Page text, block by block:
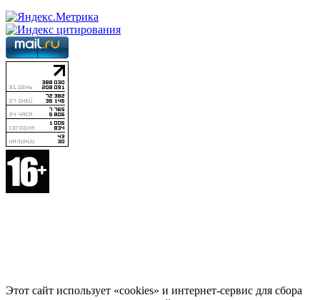
Этот сайт использует «cookies» и интернет-сервис для сбора